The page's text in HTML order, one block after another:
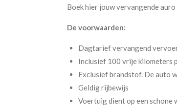
Boek hier jouw vervangende
De voorwaarden:
Dagtarief vervangend
Inclusief 100 vrije kilometers
Exclusief brandstof. De auto
Geldig rijbewijs
Voertuig dient op een